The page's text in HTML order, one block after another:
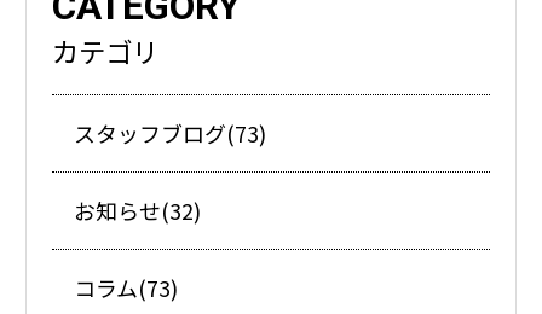
カテゴリ
スタッフブログ(73)
お知らせ(32)
コラム(73)